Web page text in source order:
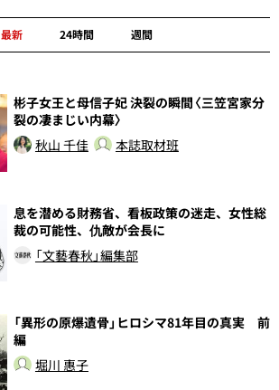
最新 24時間 週間
彬子女王と母信子妃 決裂の瞬間〈三笠宮家分
裂の凄まじい内幕〉
秋山 千佳
本誌取材班
息を潜める財務省、看板政策の迷走、女性総
裁の可能性、仇敵が会長に
「文藝春秋」編集部
「異形の原爆遺骨」ヒロシマ81年目の真実 前
編
堀川 惠子